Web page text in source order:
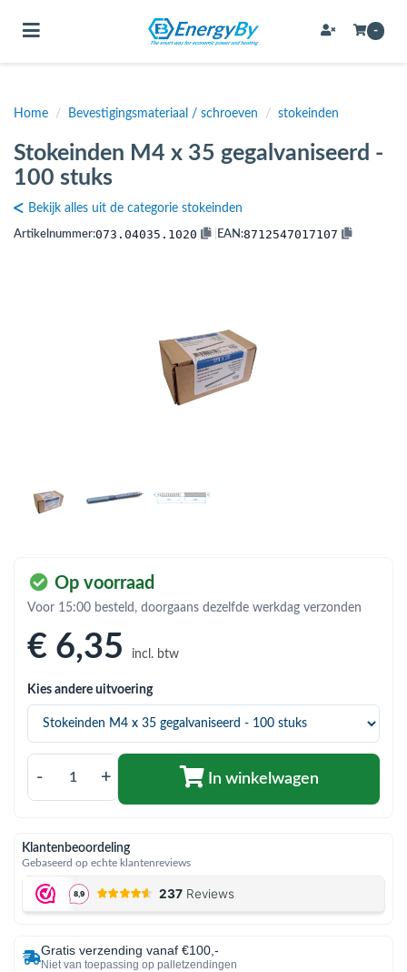
(Bevestigingsmateriaal / schroeven)
(Buffervaten, hygiene boilers & boilervaten)
(Expansievaten)
(Hemelwaterafvoer & riolering)
(Verwarming, kachels & ketels)
(Warmtepompen en warmtepompboilers)
Toggle navigation -
Home / Bevestigingsmateriaal / schroeven / stokeinden
Stokeinden M4 x 35 gegalvaniseerd -
100 stuks
Bekijk alles uit de categorie stokeinden
Artikelnummer:073.04035.1020 EAN:8712547017107
Op voorraad
Voor 15:00 besteld, doorgaans dezelfde werkdag verzonden
€ 6,35 incl. btw
Kies andere uitvoering
- + In winkelwagen
Klantenbeoordeling
Gebaseerd op echte klantenreviews
Gratis verzending vanaf €100,-
Niet van toepassing op palletzendingen